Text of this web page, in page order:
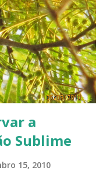
Nossos fãs e
como nós, nos
começou na
indo por essa
lembro se terminou
a
Sublime
15, 2010